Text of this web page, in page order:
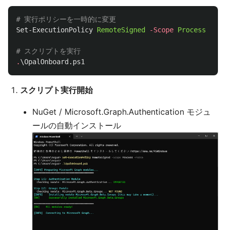
# 実行ポリシーを一時的に変更
Set-ExecutionPolicy RemoteSigned -Scope Process
# スクリプトを実行
. \OpalOnboard.ps1
スクリプト実行開始
NuGet / Microsoft.Graph.Authentication モジュ
ールの自動インストール